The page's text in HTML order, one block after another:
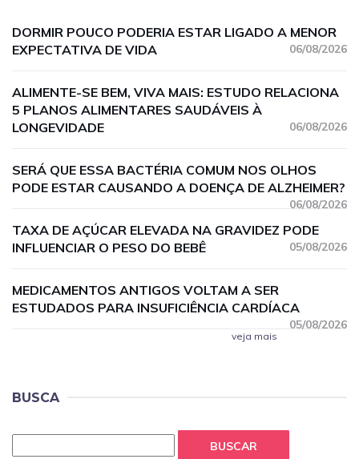
DORMIR POUCO PODERIA ESTAR LIGADO A MENOR
EXPECTATIVA DE VIDA
06/08/2026
ALIMENTE-SE BEM, VIVA MAIS: ESTUDO RELACIONA
5 PLANOS ALIMENTARES SAUDÁVEIS À
LONGEVIDADE
06/08/2026
SERÁ QUE ESSA BACTÉRIA COMUM NOS OLHOS
PODE ESTAR CAUSANDO A DOENÇA DE ALZHEIMER?
06/08/2026
TAXA DE AÇÚCAR ELEVADA NA GRAVIDEZ PODE
INFLUENCIAR O PESO DO BEBÊ
05/08/2026
MEDICAMENTOS ANTIGOS VOLTAM A SER
ESTUDADOS PARA INSUFICIÊNCIA CARDÍACA
05/08/2026
veja mais
BUSCA
BUSCAR